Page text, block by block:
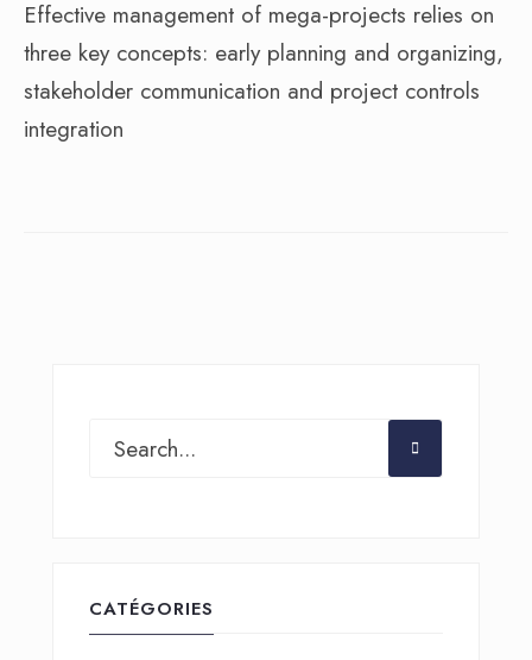
Effective management of mega-projects relies on
three key concepts: early planning and organizing,
stakeholder communication and project controls
integration
CATÉGORIES